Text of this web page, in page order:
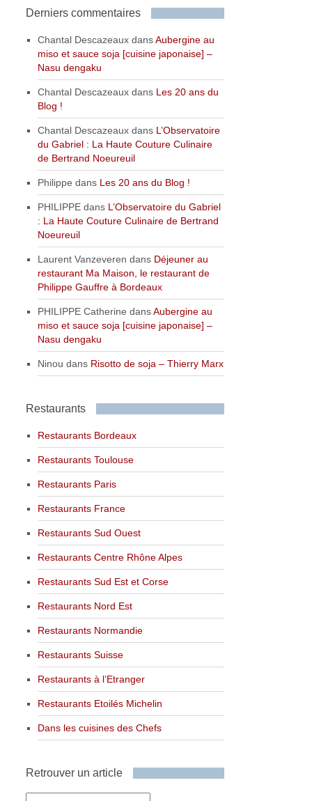
Derniers commentaires
Chantal Descazeaux dansAubergine au
miso et sauce soja [cuisine japonaise] –
Nasu dengaku
Chantal Descazeaux dans Les 20 ans du
Blog !
Chantal Descazeaux dans L’Observatoire
du Gabriel : La Haute Couture Culinaire
de Bertrand Noeureuil
Philippe dans Les 20 ans du Blog !
PHILIPPE dans L’Observatoire du Gabriel
: La Haute Couture Culinaire de Bertrand
Noeureuil
Laurent Vanzeveren dans Déjeuner au
restaurant Ma Maison, le restaurant de
Philippe Gauffre à Bordeaux
PHILIPPE Catherine dansAubergine au
miso et sauce soja [cuisine japonaise] –
Nasu dengaku
Ninou dans Risotto de soja – Thierry Marx
Restaurants
Restaurants Bordeaux
Restaurants Toulouse
Restaurants Paris
Restaurants France
Restaurants Sud Ouest
Restaurants Centre Rhône Alpes
Restaurants Sud Est et Corse
Restaurants Nord Est
Restaurants Normandie
Restaurants Suisse
Restaurants à l’Etranger
Restaurants Etoilés Michelin
Dans les cuisines des Chefs
Retrouver un article